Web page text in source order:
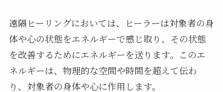
遠隔ヒーリングにおいては、ヒーラーは対象者の身
体や心の状態をエネルギーで感じ取り、その状態
を改善するためにエネルギーを送ります。このエ
ネルギーは、物理的な空間や時間を超えて伝わ
り、対象者の身体や心に作用します。